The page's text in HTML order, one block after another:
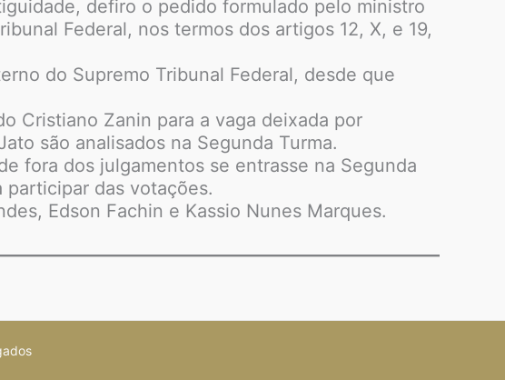
defiro o pedido formulado pelo ministro
Federal, nos termos dos artigos 12, X, e 19,
do Supremo Tribunal Federal, desde que
Cristiano Zanin para a vaga deixada por
são analisados na Segunda Turma.
fora dos julgamentos se entrasse na Segunda
participar das votações.
Edson Fachin e Kassio Nunes Marques.